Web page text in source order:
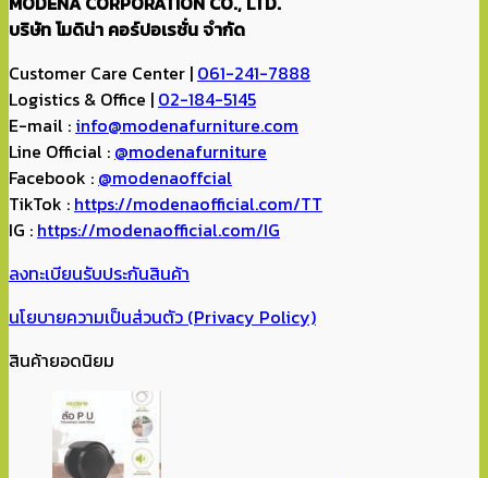
บริษัท โมดิน่า คอร์ปอเรชั่น จำกัด
Customer Care Center | 061-241-7888
Logistics & Office | 02-184-5145
E-mail : info@modenafurniture.com
Line Official : @modenafurniture
Facebook : @modenaoffcial
TikTok : https://modenaofficial.com/TT
IG : https://modenaofficial.com/IG
ลงทะเบียนรับประกันสินค้า
นโยบายความเป็นส่วนตัว (Privacy Policy)
สินค้ายอดนิยม